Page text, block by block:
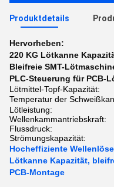
Produktdetails
Hervorheben:
220 KG Lötkanne
Bleifreie SMT-
PLC-Steuerung für PCB-
Lötmittel-Topf-Kapazität:
Temperatur der
Lötleistung:
Wellenkammantriebskraft:
Flussdruck:
Strömungskapazität:
Hocheffiziente
Lötkanne Kapazität,
PCB-Montage